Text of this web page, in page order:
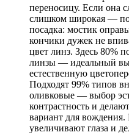
переносицу. Если она
слишком широкая —
посадка: мостик
кончики дужек не
цвет линз. Здесь 80%
линзы — идеальный
естественную
Подходят 99% типов
оливковые — выбор
контрастность и
вариант для
увеличивают глаза и